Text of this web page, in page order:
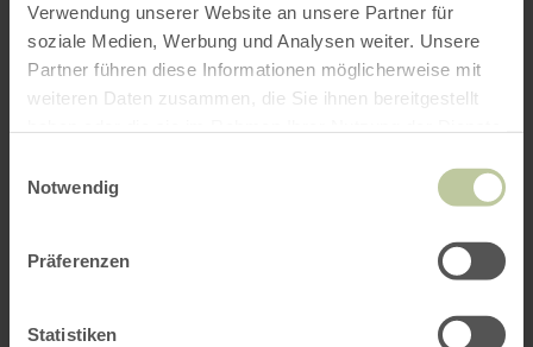
Verwendung unserer Website an unsere Partner für
soziale Medien, Werbung und Analysen weiter. Unsere
Partner führen diese Informationen möglicherweise mit
weiteren Daten zusammen, die Sie ihnen bereitgestellt
Notwendig
Präferenzen
Statistiken